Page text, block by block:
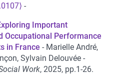
Important
Occupational Performance
in France
Marielle André,
Sylvain Delouvée
Work, 2025, pp.1-26.